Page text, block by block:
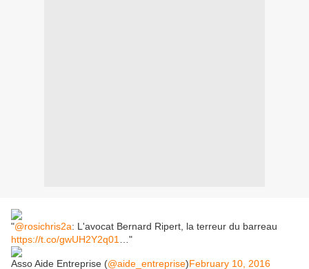
"@rosichris2a: L'avocat Bernard Ripert, la terreur du barreau
https://t.co/gwUH2Y2q01
…"
Asso Aide Entreprise (@aide_entreprise)February 10, 2016